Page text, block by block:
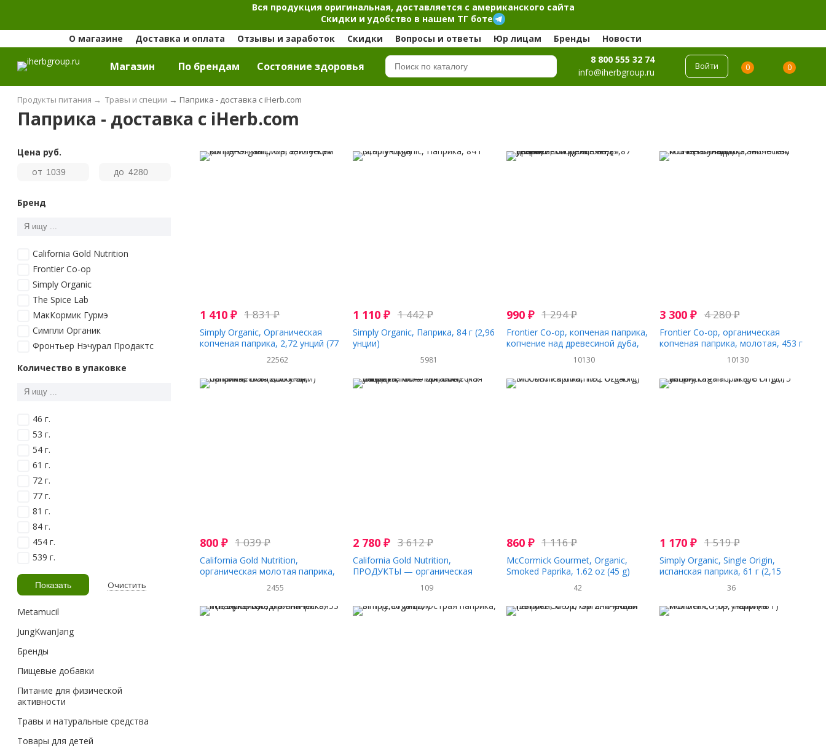
Вся продукция оригинальная, доставляется с американского сайта
Скидки и удобство в нашем ТГ боте
О магазине
Доставка и оплата Отзывы и заработок Скидки Вопросы и ответы Юр лицам Бренды Новости
Магазин По брендам Cостояние здоровья
8 800 555 32 74
info@iherbgroup.ru
Войти 0 0
Продукты питания → Травы и специи → Паприка - доставка с iHerb.com
Паприка - доставка с iHerb.com
Цена руб.
от
до
Бренд
California Gold Nutrition
Frontier Co-op
Simply Organic
The Spice Lab
МакКормик Гурмэ
Симпли Органик
Фронтьер Нэчурал Продактс
Количество в упаковке
46 г.
53 г.
54 г.
61 г.
72 г.
77 г.
81 г.
84 г.
454 г.
539 г.
Очистить
Metamucil
JungKwanJang
Бренды
Пищевые добавки
Питание для физической
активности
Травы и натуральные средства
Товары для детей
1 410 ₽ 1 831₽
Simply Organic, Органическая
копченая паприка, 2,72 унций (77
22562
1 110₽ 1 442₽
Simply Organic, Паприка, 84 г (2,96
унции)
5981
990 ₽ 1 294₽
Frontier Co-op, копченая паприка,
копчение над древесиной дуба,
10130
3 300₽ 4 280₽
Frontier Co-op, органическая
копченая паприка, молотая, 453 г
10130
800 ₽ 1 039₽
California Gold Nutrition,
органическая молотая паприка,
2455
2 780₽ 3 612₽
California Gold Nutrition,
ПРОДУКТЫ — органическая
109
860 ₽ 1 116₽
McCormick Gourmet, Organic,
Smoked Paprika, 1.62 oz (45 g)
42
1 170₽ 1 519₽
Simply Organic, Single Origin,
испанская паприка, 61 г (2,15
36